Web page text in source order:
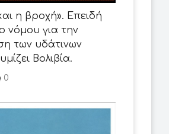
η βροχή». Επειδή
νόμου για την
των υδάτινων
Βολιβία.
0